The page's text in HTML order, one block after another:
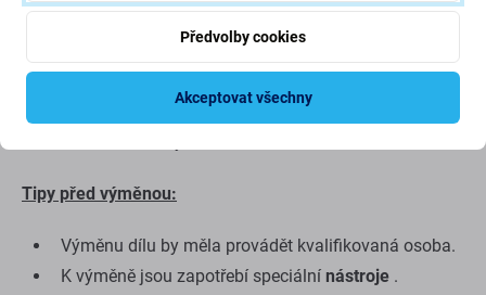
Kvalita náhradních dílů
Náhradní díl prodávaný jakoAftermarketvyrábí třetí
strana, nikoli přímo výrobce zařízení. Toto je kopie
originálu a náhradní díl dodávaný jako aftermarket může
Tipy před výměnou:
Výměnu dílu by měla provádět kvalifikovaná osoba.
K výměně jsou zapotřebí speciální nástroje .
Předvolby cookies
Akceptovat všechny